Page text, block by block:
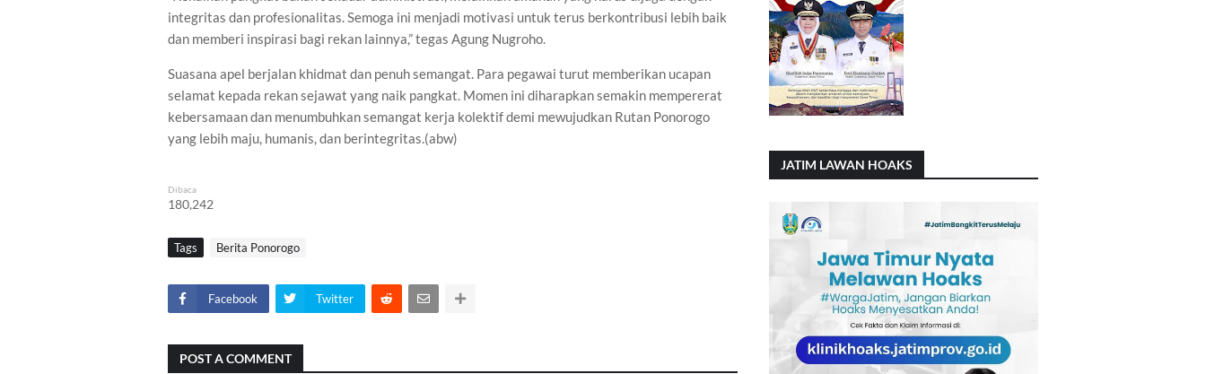
integritas dan profesionalitas. Semoga ini menjadi motivasi untuk terus berkontribusi lebih baik
dan memberi inspirasi bagi rekan lainnya,” tegas Agung Nugroho.
Suasana apel berjalan khidmat dan penuh semangat. Para pegawai turut memberikan ucapan
selamat kepada rekan sejawat yang naik pangkat. Momen ini diharapkan semakin mempererat
kebersamaan dan menumbuhkan semangat kerja kolektif demi mewujudkan Rutan Ponorogo
yang lebih maju, humanis, dan berintegritas.(abw)
Dibaca
180,242
Tags Berita Ponorogo
Facebook Twitter
POST A COMMENT
JATIM LAWAN HOAKS